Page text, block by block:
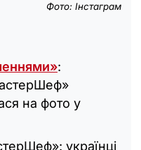
Фото: Інстаграм
:
на фото у
українці